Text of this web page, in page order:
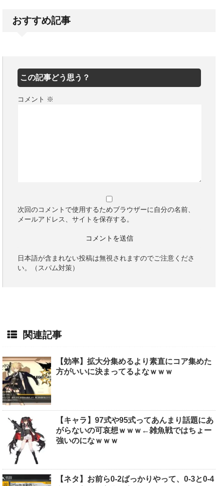
おすすめ記事
この記事どう思う？
コメント ※
次回のコメントで使用するためブラウザーに自分の名前、
メールアドレス、サイトを保存する。
日本語が含まれない投稿は無視されますのでご注意くださ
い。（スパム対策）
関連記事
【効率】拡大分集めるより素直にコア集めた
方がいいに決まってるよなｗｗｗ
【キャラ】97式や95式ってあんまり話題にあ
がらないの可哀想ｗｗｗ←雑魚戦ではちょー
強いのになｗｗｗ
【ネタ】お前ら0-2ばっかりやって、0-3と0-4